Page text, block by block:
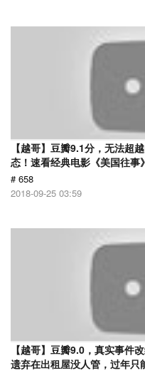
【越哥】豆瓣9.1分，无法超
态！速看经典电影《美国往事》
# 658
2018-09-25 03:59
【越哥】豆瓣9.0，真实事件
遗弃在出租屋没人管，过年只